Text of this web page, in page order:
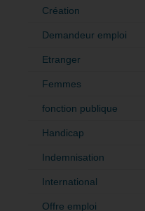
Création
Demandeur emploi
Etranger
Femmes
fonction publique
Handicap
Indemnisation
International
Offre emploi